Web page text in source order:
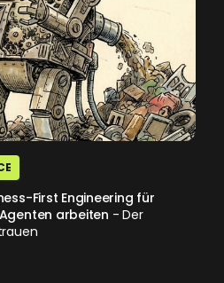
First Engineering für
arbeiten - Der